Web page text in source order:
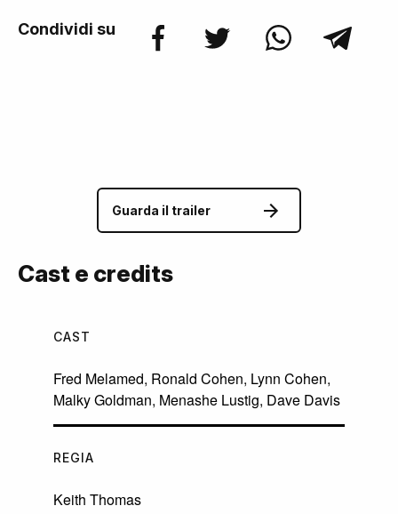
Condividi su
Guarda il trailer
Cast e credits
CAST
Fred Melamed, Ronald Cohen, Lynn Cohen,
Malky Goldman, Menashe Lustig, Dave Davis
REGIA
Keith Thomas